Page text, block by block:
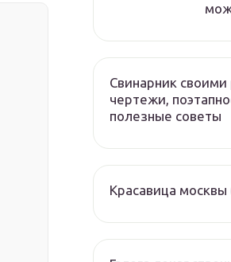
Свинарник
чертежи,
полезные советы
Красавица